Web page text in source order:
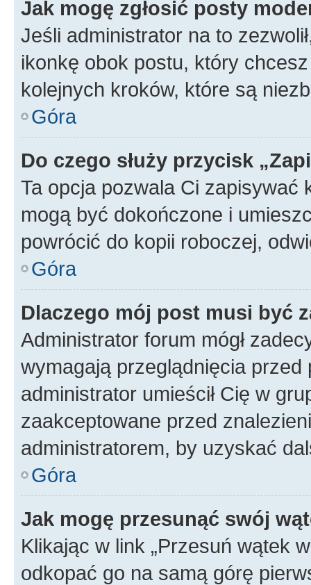
Jak mogę zgłosić posty
Jeśli administrator na to
ikonkę obok postu, który
kolejnych kroków, które są
Góra
Do czego służy przycisk
Ta opcja pozwala Ci zapisywać
mogą być dokończone i
powrócić do kopii roboczej,
Góra
Dlaczego mój post musi być
Administrator forum mógł
wymagają przeglądnięcia
administrator umieścił Cię w
zaakceptowane przed
administratorem, by uzyskać
Góra
Jak mogę przesunąć swój
Klikając w link „Przesuń wątek
odkopać go na samą górę